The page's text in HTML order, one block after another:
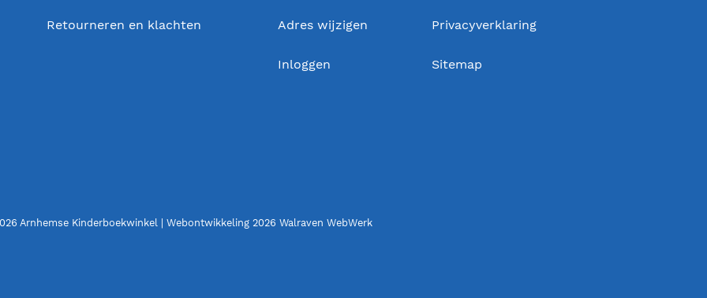
Retourneren en klachten Adres wijzigen
Inloggen
Privacyverklaring
Sitemap
Arnhemse Kinderboekwinkel | Webontwikkeling 2026 Walraven WebWerk